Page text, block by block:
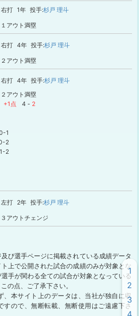
右打 1年 投手:杉戸 理斗
１アウト満塁
右打 4年 投手:杉戸 理斗
２アウト満塁
右打 4年 投手:杉戸 理斗
２アウト満塁
+1点
4 - 2
1
2
1-2
左打 2年 投手:杉戸 理斗
３アウトチェンジ
び選手ページに掲載されている成績データ
上で公開された試合の成績のみが対象とな
手が関わる全ての試合が対象となっている
の点、ご了承下さい。
、本サイト上のデータは、当社が独自に収
すので、無断転載、無断使用はご遠慮下さ
1
2
3
4